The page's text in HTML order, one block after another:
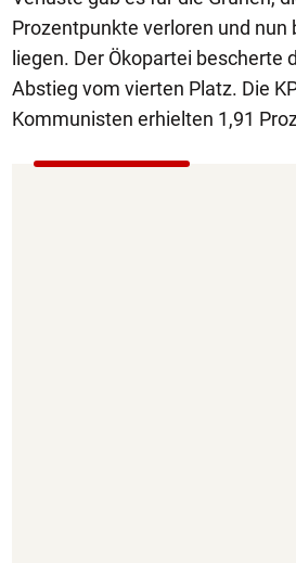
Prozentpunkte verloren und nun
liegen. Der Ökopartei bescherte
Abstieg vom vierten Platz. Die
Kommunisten erhielten 1,91